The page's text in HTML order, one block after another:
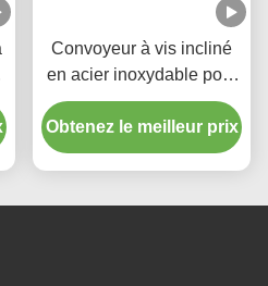
Convoyeur à vis incliné
en acier inoxydable pour
poudre avec dimensions
personnalisées et
conception robuste
Obtenez le meilleur prix